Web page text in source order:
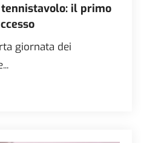
il primo
giornata dei